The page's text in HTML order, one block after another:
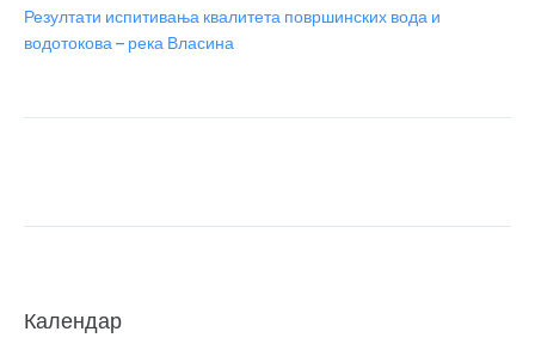
Резултати испитивања квалитета површинских вода и
водотокова – река Власина
Календар